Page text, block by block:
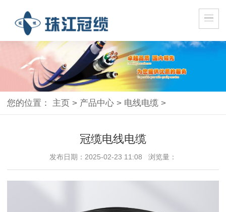
您的位置： 主页 > 产品中心 > 电线电缆 >
冠缆电线电缆
发布日期：2025-02-23 11:08 浏览量：